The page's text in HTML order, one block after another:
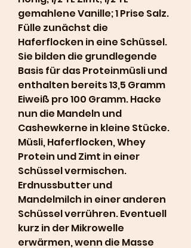
gemahlene Vanille; 1 Prise Salz.
Fülle zunächst die
Haferflocken in eine Schüssel.
Sie bilden die grundlegende
Basis für das Proteinmüsli und
enthalten bereits 13,5 Gramm
Eiweiß pro 100 Gramm. Hacke
nun die Mandeln und
Cashewkerne in kleine Stücke.
Müsli, Haferflocken, Whey
Protein und Zimt in einer
Schüssel vermischen.
Erdnussbutter und
Mandelmilch in einer anderen
Schüssel verrühren. Eventuell
kurz in der Mikrowelle
erwärmen, wenn die Masse